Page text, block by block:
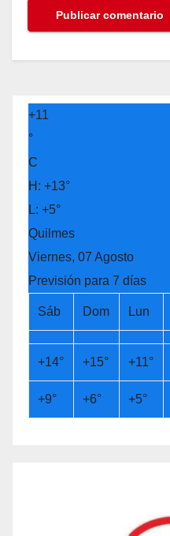
+11
°
C
H: +13°
L: +5°
Quilmes
Viernes, 07 Agosto
Previsión para 7 días
Sáb Dom Lun
+14° +15° +11°
+9° +6° +5°